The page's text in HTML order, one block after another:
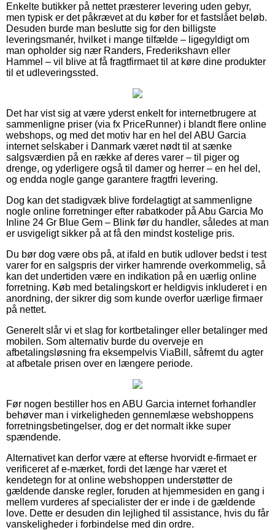
Enkelte butikker på nettet præsterer levering uden gebyr,
men typisk er det påkrævet at du køber for et fastslået beløb.
Desuden burde man beslutte sig for den billigste
leveringsmanér, hvilket i mange tilfælde – ligegyldigt om
man opholder sig nær Randers, Frederikshavn eller
Hammel – vil blive at få fragtfirmaet til at køre dine produkter
til et udleveringssted.
Det har vist sig at være yderst enkelt for internetbrugere at
sammenligne priser (via fx PriceRunner) i blandt flere online
webshops, og med det motiv har en hel del ABU Garcia
internet selskaber i Danmark været nødt til at sænke
salgsværdien på en række af deres varer – til piger og
drenge, og yderligere også til damer og herrer – en hel del,
og endda nogle gange garantere fragtfri levering.
Dog kan det stadigvæk blive fordelagtigt at sammenligne
nogle online forretninger efter rabatkoder på Abu Garcia Mo
Inline 24 Gr Blue Gem – Blink før du handler, således at man
er usvigeligt sikker på at få den mindst kostelige pris.
Du bør dog være obs på, at ifald en butik udlover bedst i test
varer for en salgspris der virker hamrende overkommelig, så
kan det undertiden være en indikation på en uærlig online
forretning. Køb med betalingskort er heldigvis inkluderet i en
anordning, der sikrer dig som kunde overfor uærlige firmaer
på nettet.
Generelt slår vi et slag for kortbetalinger eller betalinger med
mobilen. Som alternativ burde du overveje en
afbetalingsløsning fra eksempelvis ViaBill, såfremt du agter
at afbetale prisen over en længere periode.
Før nogen bestiller hos en ABU Garcia internet forhandler
behøver man i virkeligheden gennemlæse webshoppens
forretningsbetingelser, dog er det normalt ikke super
spændende.
Alternativet kan derfor være at efterse hvorvidt e-firmaet er
verificeret af e-mærket, fordi det længe har været et
kendetegn for at online webshoppen understøtter de
gældende danske regler, foruden at hjemmesiden en gang i
mellem vurderes af specialister der er inde i de gældende
love. Dette er desuden din lejlighed til assistance, hvis du får
vanskeligheder i forbindelse med din ordre.